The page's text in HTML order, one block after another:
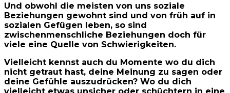
Und obwohl die meisten von uns soziale
Beziehungen gewohnt sind und von früh auf in
sozialen Gefügen leben, so sind
zwischenmenschliche Beziehungen doch für
viele eine Quelle von Schwierigkeiten.
Vielleicht kennst auch du Momente wo du dich
nicht getraut hast, deine Meinung zu sagen oder
deine Gefühle auszudrücken? Wo du dich